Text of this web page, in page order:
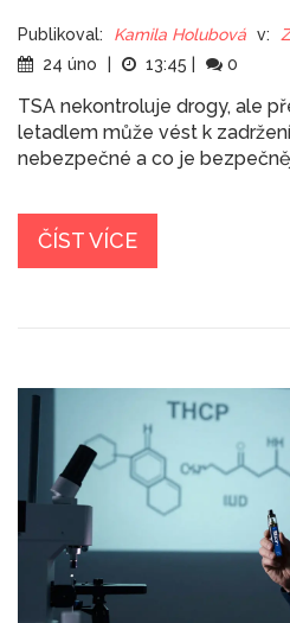
Publikoval: Kamila Holubová v:
24 úno
13:45 0
TSA nekontroluje drogy, ale
letadlem může vést k
nebezpečné a co je
ČÍST VÍCE